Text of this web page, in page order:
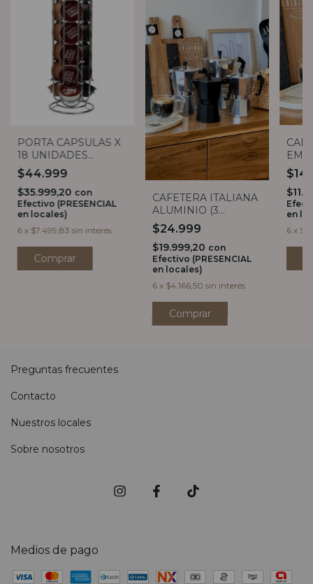
PORTA CAPSULAS X
18 UNIDADES
DOLCE GUSTO
$44.999
$35.999,20 con
Efectivo (PRESENCIAL
en locales)
6 x $7.499,83 sin interés
CAFETERA ITALIANA
ALUMINIO (3
MEDIDAS)
$24.999
$19.999,20 con
Efectivo (PRESENCIAL
en locales)
6 x $4.166,50 sin interés
Comprar
en
6 x
Preguntas frecuentes
Contacto
Nuestros locales
Sobre nosotros
Medios de pago